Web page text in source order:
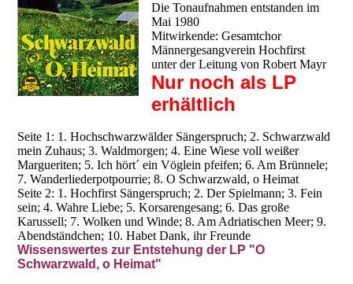
Die Tonaufnahmen entstanden im
Mai 1980
Mitwirkende: Gesamtchor
Männergesangverein Hochfirst
unter der Leitung von Robert Mayr
Nur noch als LP
erhältlich
Seite 1: 1. Hochschwarzwälder Sängerspruch; 2. Schwarzwald
mein Zuhaus; 3. Waldmorgen; 4. Eine Wiese voll weißer
Margueriten; 5. Ich hört´ ein Vöglein pfeifen; 6. Am Brünnele;
7. Wanderliederpotpourrie; 8. O Schwarzwald, o Heimat
Seite 2: 1. Hochfirst Sängerspruch; 2. Der Spielmann; 3. Fein
sein; 4. Wahre Liebe; 5. Korsarengesang; 6. Das große
Karussell; 7. Wolken und Winde; 8. Am Adriatischen Meer; 9.
Abendständchen; 10. Habet Dank, ihr Freunde
Wissenswertes zur Entstehung der LP "O
Schwarzwald, o Heimat"